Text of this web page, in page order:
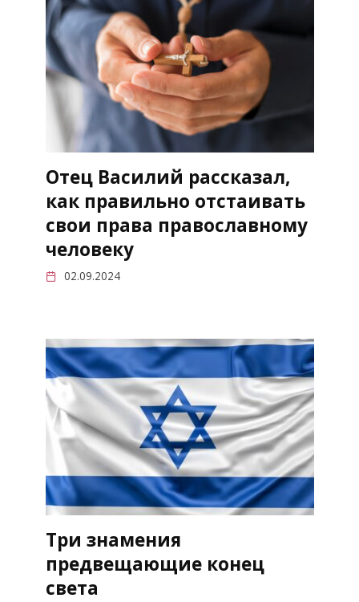
Отец Василий рассказал,
как правильно отстаивать
свои права православному
человеку
02.09.2024
Три знамения
предвещающие конец
света